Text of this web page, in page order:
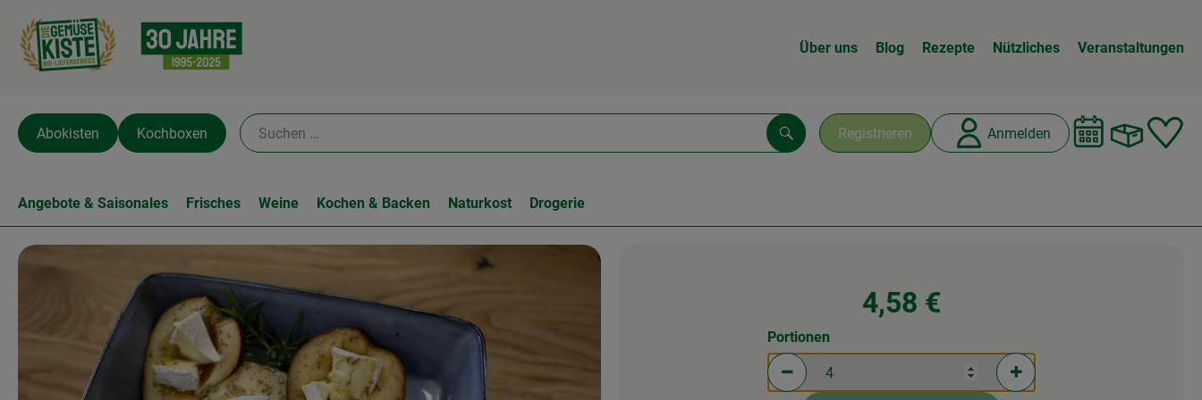
Über uns Blog Rezepte Nützliches Veranstaltungen
Registrieren Anmelden
Suchen
Abokisten Kochboxen
Angebote & Saisonales Frisches Weine Kochen & Backen Naturkost Drogerie
4,58 €
Portionen verringern (aktuell 4 Portionen ausgewählt)
Portionen
Portionen erhöhen (aktuell 4